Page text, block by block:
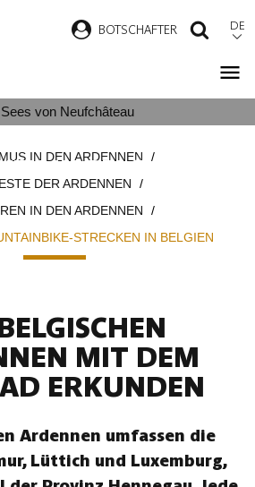
BOTSCHAFTER DE
IN BELGIEN
IN DEN ARDENNEN
DER ARDENNEN
IN DEN ARDENNEN
STRECKEN IN BELGIEN
MIT DEM
ERKUNDEN
Ardennen umfassen die
Lüttich und Luxemburg,